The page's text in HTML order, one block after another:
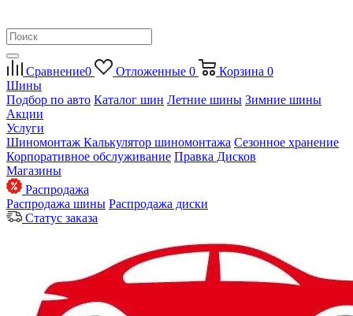
Сравнение0 Отложенные 0 Корзина 0
Шины
Подбор по авто Каталог шин Летние шины Зимние шины
Акции
Услуги
Шиномонтаж Калькулятор шиномонтажа Сезонное хранение
Корпоративное обслуживание Правка Дисков
Магазины
Распродажа
Распродажа шины Распродажа диски
Статус заказа